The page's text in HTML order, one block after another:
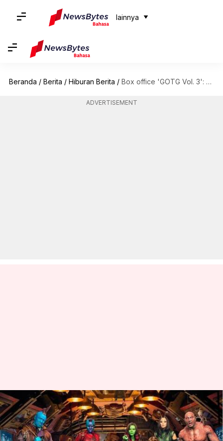
lainnya
Beranda / Berita / Hiburan Berita / Box office 'GOTG Vol. 3': Film besar Marvel mendapat pembukaan yang bagus
ADVERTISEMENT
Box office 'GOTG Vol. 3': Film
besar Marvel mendapat
pembukaan yang bagus